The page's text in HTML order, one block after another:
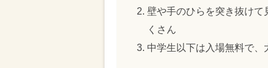
壁や手のひらを突き抜け
くさん
中学生以下は入場無料で